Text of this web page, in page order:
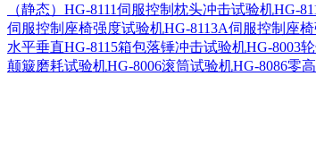
（静态） HG-8111伺服控制枕头冲击试验机HG-
伺服控制座椅强度试验机HG-8113A伺服控制座
水平垂直HG-8115箱包落锤冲击试验机HG-8003
颠簸磨耗试验机HG-8006滚筒试验机HG-8086零